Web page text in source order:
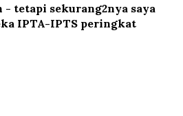
- tetapi sekurang2nya saya
IPTA-IPTS peringkat